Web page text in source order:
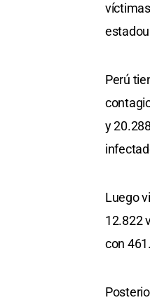
Perú
y
Luego
12.822
con